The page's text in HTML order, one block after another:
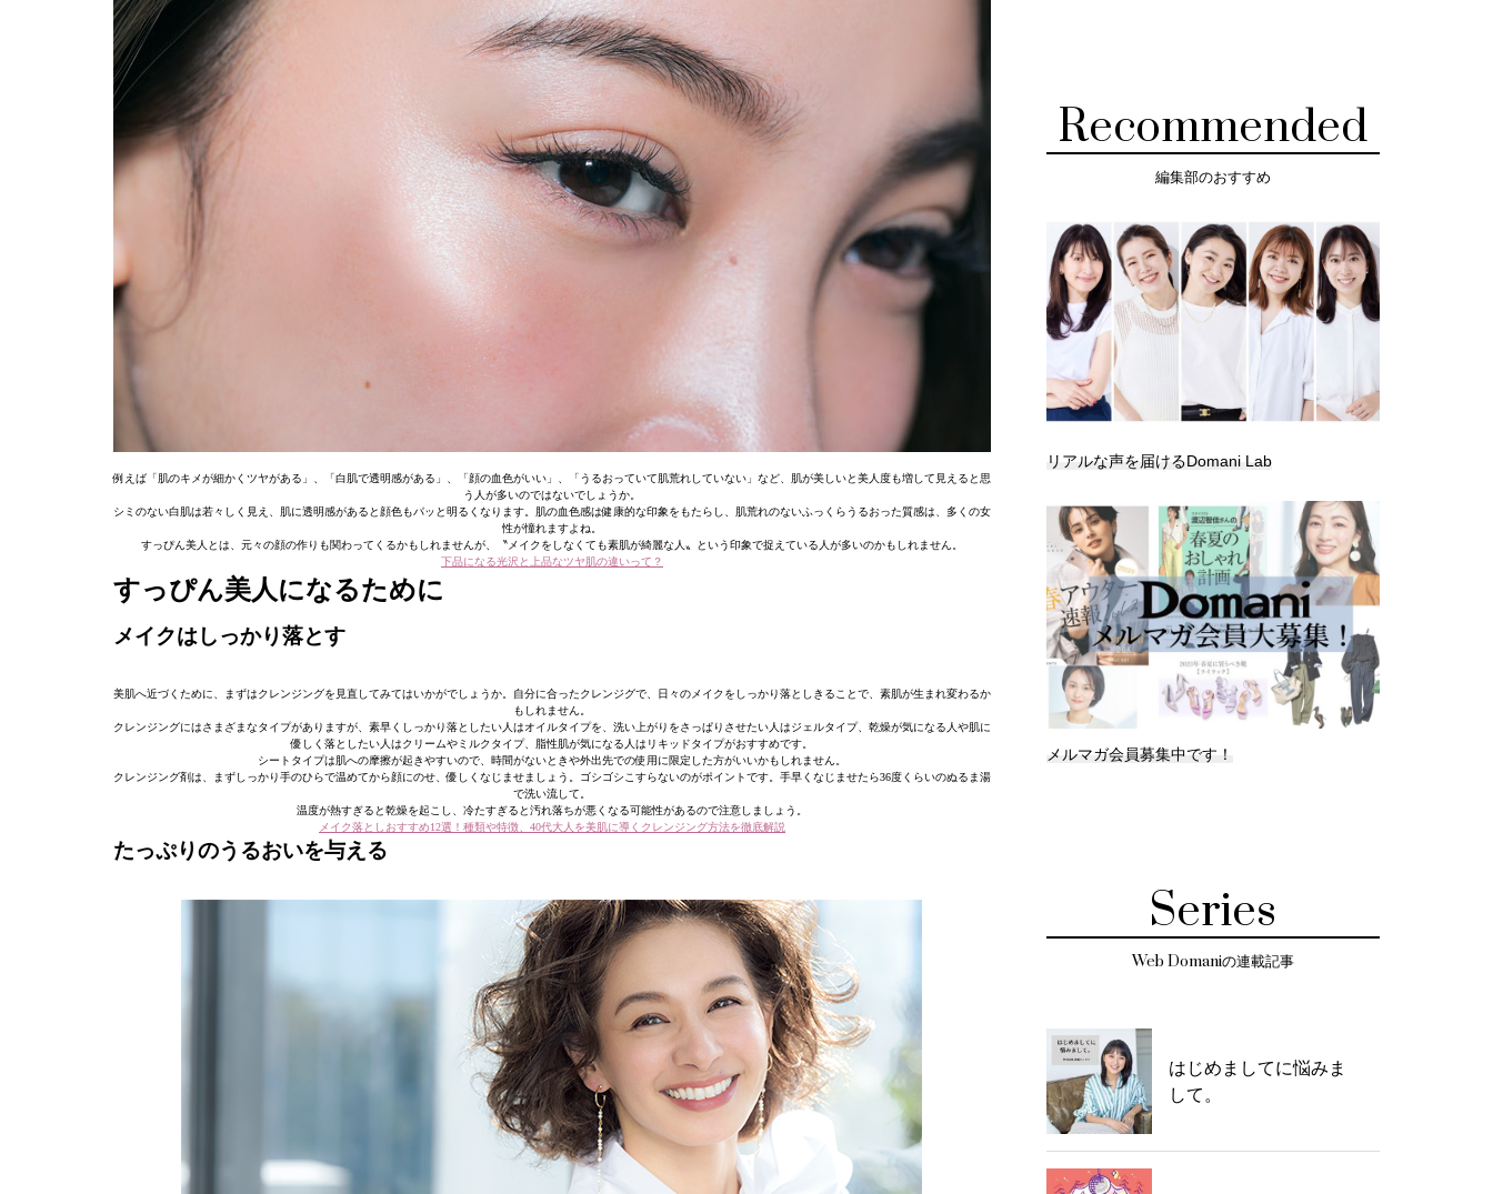
例えば「肌のキメが細かくツヤがある」、「白肌で透明感がある」、「顔の血色がいい」、「うるおっていて肌荒れしていない」など、肌が美しいと美人度も増して見えると思
う人が多いのではないでしょうか。
シミのない白肌は若々しく見え、肌に透明感があると顔色もパッと明るくなります。肌の血色感は健康的な印象をもたらし、肌荒れのないふっくらうるおった質感は、多くの女
性が憧れますよね。
すっぴん美人とは、元々の顔の作りも関わってくるかもしれませんが、〝メイクをしなくても素肌が綺麗な人〟という印象で捉えている人が多いのかもしれません。
下品になる光沢と上品なツヤ肌の違いって？
すっぴん美人になるために
メイクはしっかり落とす
美肌へ近づくために、まずはクレンジングを見直してみてはいかがでしょうか。自分に合ったクレンジグで、日々のメイクをしっかり落としきることで、素肌が生まれ変わるか
もしれません。
クレンジングにはさまざまなタイプがありますが、素早くしっかり落としたい人はオイルタイプを、洗い上がりをさっぱりさせたい人はジェルタイプ、乾燥が気になる人や肌に
優しく落としたい人はクリームやミルクタイプ、脂性肌が気になる人はリキッドタイプがおすすめです。
シートタイプは肌への摩擦が起きやすいので、時間がないときや外出先での使用に限定した方がいいかもしれません。
クレンジング剤は、まずしっかり手のひらで温めてから顔にのせ、優しくなじませましょう。ゴシゴシこすらないのがポイントです。手早くなじませたら36度くらいのぬるま湯
で洗い流して。
温度が熱すぎると乾燥を起こし、冷たすぎると汚れ落ちが悪くなる可能性があるので注意しましょう。
メイク落としおすすめ12選！種類や特徴、40代大人を美肌に導くクレンジング方法を徹底解説
たっぷりのうるおいを与える
Recommended
編集部のおすすめ
リアルな声を届けるDomani Lab
メルマガ会員募集中です！
Series
Web Domaniの連載記事
はじめましてに悩みま
して。